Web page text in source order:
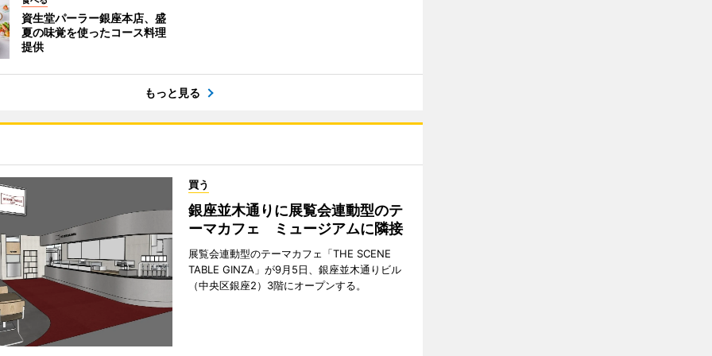
資生堂パーラー銀座本店、盛
夏の味覚を使ったコース料理
提供
もっと見る
買う
銀座並木通りに展覧会連動型のテ
ーマカフェ ミュージアムに隣接
展覧会連動型のテーマカフェ「THE SCENE
TABLE GINZA」が9月5日、銀座並木通りビル
（中央区銀座2）3階にオープンする。